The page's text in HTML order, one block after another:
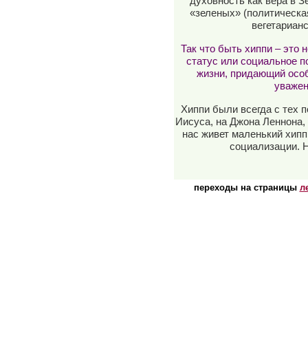
«зеленых»
Так что быть хиппи – это
статус или социальное
жизни, придающий
Хиппи были всегда с тех
Иисуса, на Джона
нас живет маленький
социализации.
переходы на страницы